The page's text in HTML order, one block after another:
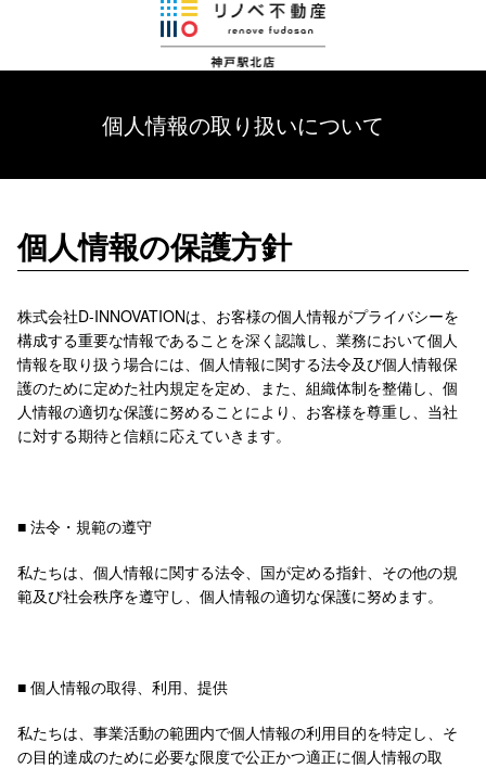
個人情報の取り扱いについて
個人情報の保護方針
株式会社D-INNOVATIONは、お客様の個人情報がプライバシーを
構成する重要な情報であることを深く認識し、業務において個人
情報を取り扱う場合には、個人情報に関する法令及び個人情報保
護のために定めた社内規定を定め、また、組織体制を整備し、個
人情報の適切な保護に努めることにより、お客様を尊重し、当社
に対する期待と信頼に応えていきます。
■ 法令・規範の遵守
私たちは、個人情報に関する法令、国が定める指針、その他の規
範及び社会秩序を遵守し、個人情報の適切な保護に努めます。
■ 個人情報の取得、利用、提供
私たちは、事業活動の範囲内で個人情報の利用目的を特定し、そ
の目的達成のために必要な限度で公正かつ適正に個人情報の取